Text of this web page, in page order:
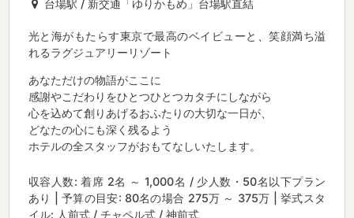
台場駅 / 新交通「ゆりかもめ」台場駅直結
光と海がもたらす東京で最高のベイビューと、笑顔満ち溢
れるラグジュアリーリゾート
あなただけの物語がここに
感謝やこだわりをひとつひとつカタチにしながら
心を込めて創りあげるおふたりの大切な一日が、
どなたの心にも深く残るよう
ホテルの全スタッフがおもてなしいたします。
収容人数: 着席 2名 ～ 1,000名 / 少人数・50名以下プラン
あり | 予算の目安: 80名の場合 275万 ～ 375万 | 挙式スタ
イル: 人前式 / チャペル式 / 神前式